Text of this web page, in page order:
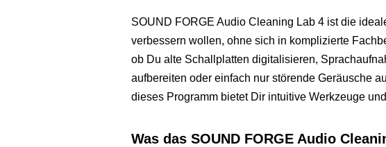
SOUND FORGE Audio Cleaning Lab 4 ist die
verbessern wollen, ohne sich in komplizierte
ob Du alte Schallplatten digitalisieren,
aufbereiten oder einfach nur störende Geräusche
dieses Programm bietet Dir intuitive Werkzeuge
Was das SOUND FORGE Audio